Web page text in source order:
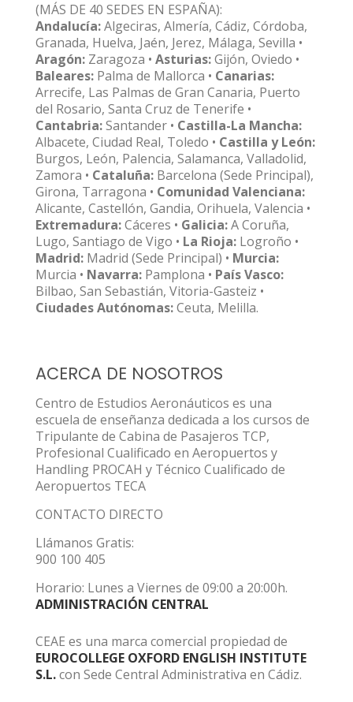
(MÁS DE 40 SEDES EN ESPAÑA):
Andalucía:Algeciras, Almería, Cádiz, Córdoba,
Granada, Huelva, Jaén, Jerez, Málaga, Sevilla •
Aragón: Zaragoza • Asturias:Gijón, Oviedo •
Baleares: Palma de Mallorca • Canarias:
Arrecife, Las Palmas de Gran Canaria, Puerto
del Rosario, Santa Cruz de Tenerife •
Cantabria:Santander • Castilla-La Mancha:
Albacete, Ciudad Real, Toledo • Castilla y León:
Burgos, León, Palencia, Salamanca, Valladolid,
Zamora • Cataluña: Barcelona (Sede Principal),
Girona, Tarragona • Comunidad Valenciana:
Alicante, Castellón, Gandia, Orihuela, Valencia •
Extremadura:Cáceres • Galicia:A Coruña,
Lugo, Santiago de Vigo • La Rioja: Logroño •
Madrid: Madrid (Sede Principal) • Murcia:
Murcia • Navarra: Pamplona • País Vasco:
Bilbao, San Sebastián, Vitoria-Gasteiz •
Ciudades Autónomas:Ceuta, Melilla.
ACERCA DE NOSOTROS
Centro de Estudios Aeronáuticos es una
escuela de enseñanza dedicada a los cursos de
Tripulante de Cabina de Pasajeros TCP,
Profesional Cualificado en Aeropuertos y
Handling PROCAH y Técnico Cualificado de
Aeropuertos TECA
CONTACTO DIRECTO
Llámanos Gratis:
900 100 405
Horario: Lunes a Viernes de 09:00 a 20:00h.
ADMINISTRACIÓN CENTRAL
CEAE es una marca comercial propiedad de
EUROCOLLEGE OXFORD ENGLISH INSTITUTE
S.L.con Sede Central Administrativa en Cádiz.